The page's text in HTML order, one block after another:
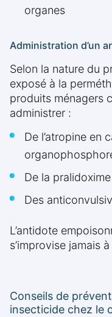
organes
Administration d’un
Selon la nature du
exposé à la
produits ménagers
administrer :
De l’atropine en
De la
Des
L’antidote
s’improvise jamais
Conseils de
insecticide chez le